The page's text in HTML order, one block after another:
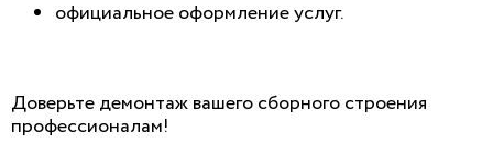
официальное оформление услуг.
Доверьте демонтаж вашего сборного строения
профессионалам!